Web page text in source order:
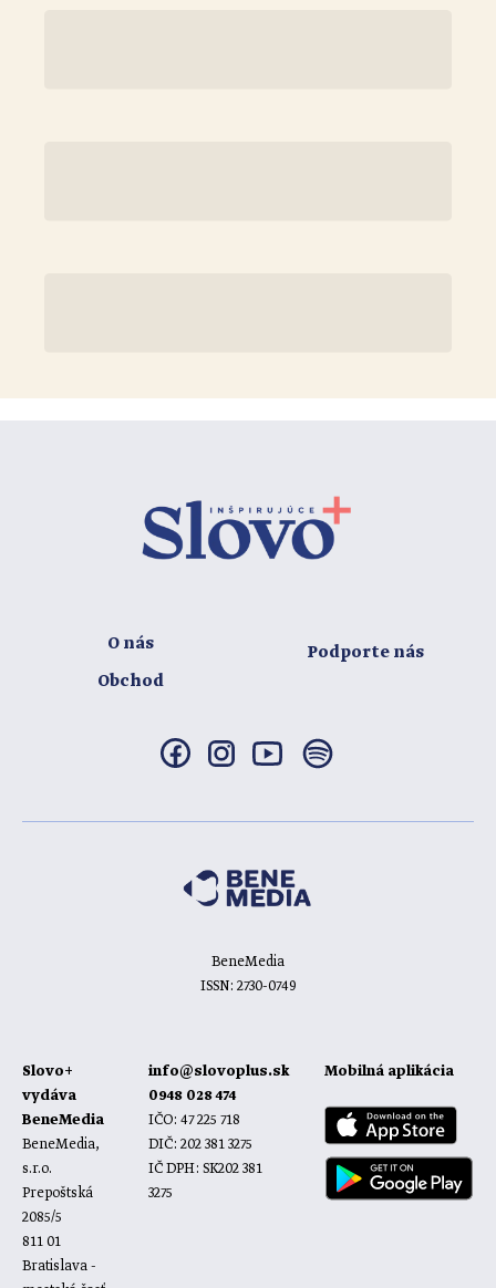
O nás
Obchod
Podporte nás
BeneMedia
ISSN: 2730-0749
Slovo+
vydáva
BeneMedia
BeneMedia,
s.r.o.
Prepoštská
2085/5
811 01
Bratislava -
info@slovoplus.sk
0948 028 474
IČO: 47 225 718
DIČ: 202 381 3275
IČ DPH: SK202 381
3275
Mobilná aplikácia